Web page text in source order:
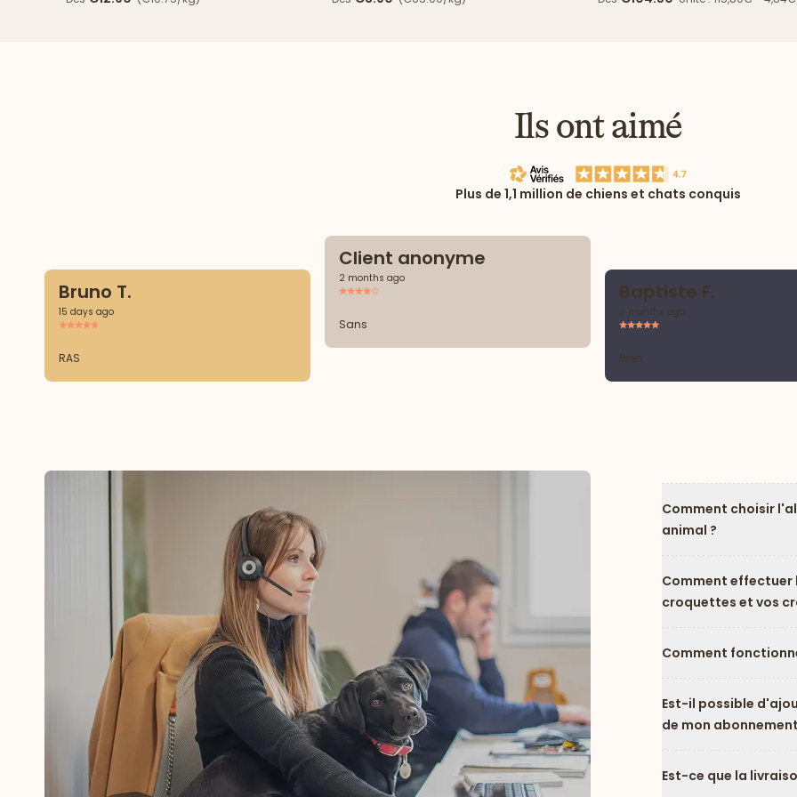
Ils ont aimé
Plus de 1,1 million de chiens et chats conquis
Bruno T.
15 days ago
RAS
Client anonyme
2 months ago
Sans
Baptiste F.
2 months ago
Bien
Comment choisir
animal ?
Comment effectuer
croquettes et vos
Comment
Est-il possible
de mon
Est-ce que la